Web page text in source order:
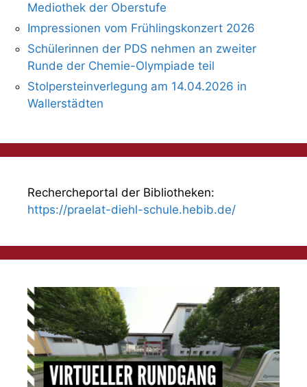
Mediothek der Oberstufe
Impressionen vom Frühlingskonzert 2026
Schülerinnen der PDS nehmen an zweiter
Runde der Chemie-Olympiade teil
Stolpersteinverlegung am 14.04.2026 in
Wallerstädten
Rechercheportal der Bibliotheken:
https://praelat-diehl-schule.hebib.de/